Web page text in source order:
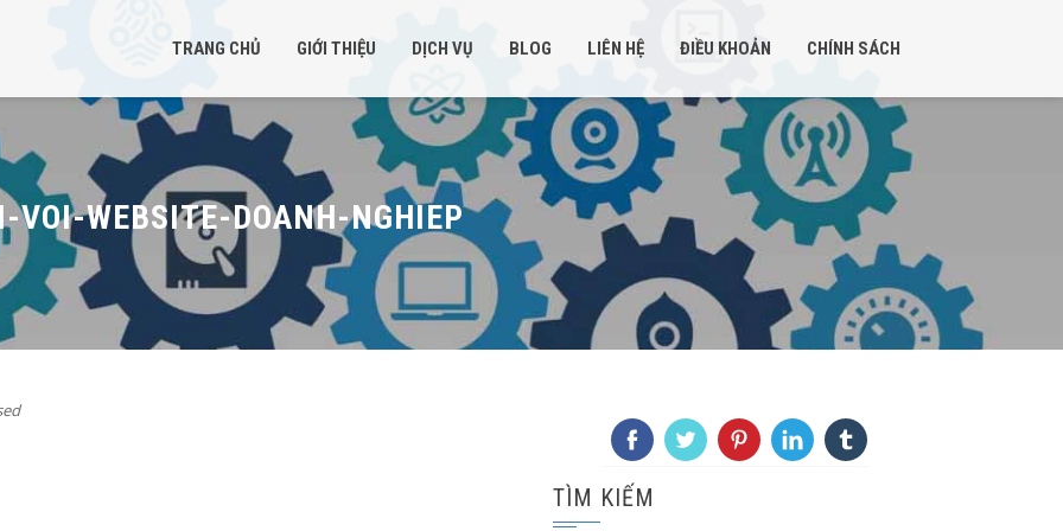
TRANG CHỦ GIỚI THIỆU DỊCH VỤ BLOG LIÊN HỆ ĐIỀU KHOẢN CHÍNH SÁCH
WEBSITE-DOANH-NGHIEP
TÌM KIẾM